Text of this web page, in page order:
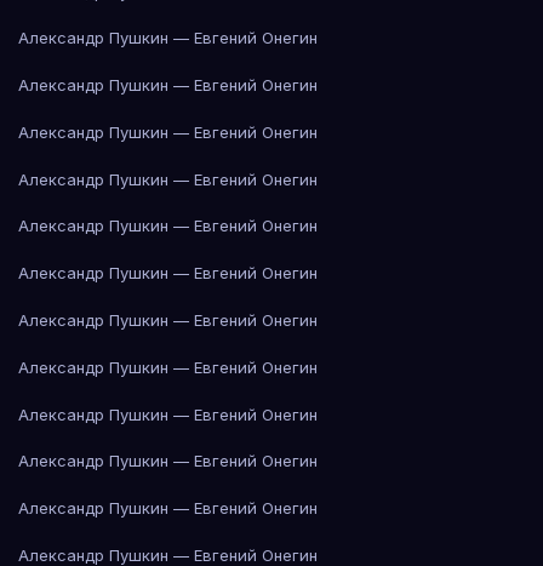
Александр Пушкин — Евгений Онегин
Александр Пушкин — Евгений Онегин
Александр Пушкин — Евгений Онегин
Александр Пушкин — Евгений Онегин
Александр Пушкин — Евгений Онегин
Александр Пушкин — Евгений Онегин
Александр Пушкин — Евгений Онегин
Александр Пушкин — Евгений Онегин
Александр Пушкин — Евгений Онегин
Александр Пушкин — Евгений Онегин
Александр Пушкин — Евгений Онегин
Александр Пушкин — Евгений Онегин